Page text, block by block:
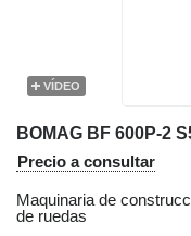
VÍDEO
BOMAG BF 600P-2
Precio a consultar
Maquinaria de
de ruedas